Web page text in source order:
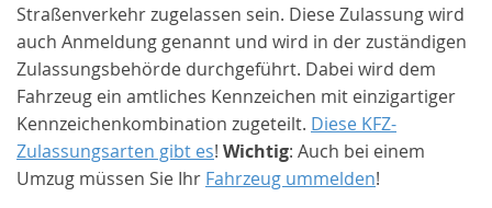
Straßenverkehr zugelassen sein. Diese Zulassung wird
auch Anmeldung genannt und wird in der zuständigen
Zulassungsbehörde durchgeführt. Dabei wird dem
Fahrzeug ein amtliches Kennzeichen mit einzigartiger
Kennzeichenkombination zugeteilt. Diese KFZ-
Zulassungsarten gibt es! Wichtig: Auch bei einem
Umzug müssen Sie Ihr Fahrzeug ummelden!